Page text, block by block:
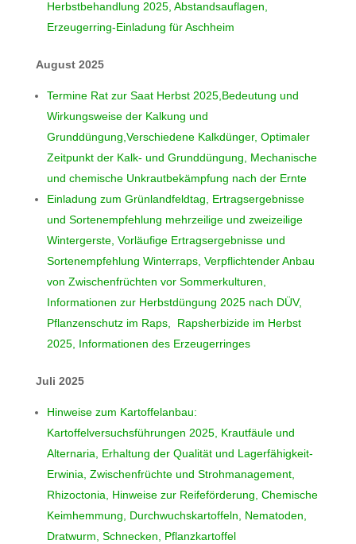
Herbstbehandlung 2025, Abstandsauflagen,
Erzeugerring-Einladung für Aschheim
August 2025
Termine Rat zur Saat Herbst 2025,Bedeutung und
Wirkungsweise der Kalkung und
Grunddüngung,Verschiedene Kalkdünger, Optimaler
Zeitpunkt der Kalk- und Grunddüngung, Mechanische
und chemische Unkrautbekämpfung nach der Ernte
Einladung zum Grünlandfeldtag, Ertragsergebnisse
und Sortenempfehlung mehrzeilige und zweizeilige
Wintergerste, Vorläufige Ertragsergebnisse und
Sortenempfehlung Winterraps, Verpflichtender Anbau
von Zwischenfrüchten vor Sommerkulturen,
Informationen zur Herbstdüngung 2025 nach DÜV,
Pflanzenschutz im Raps, Rapsherbizide im Herbst
2025, Informationen des Erzeugerringes
Juli 2025
Hinweise zum Kartoffelanbau:
Kartoffelversuchsführungen 2025, Krautfäule und
Alternaria, Erhaltung der Qualität und Lagerfähigkeit-
Erwinia, Zwischenfrüchte und Strohmanagement,
Rhizoctonia, Hinweise zur Reifeförderung, Chemische
Keimhemmung, Durchwuchskartoffeln, Nematoden,
Dratwurm, Schnecken, Pflanzkartoffel